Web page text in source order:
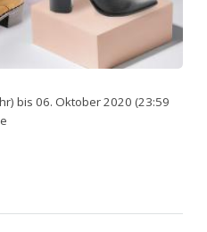
bis 06. Oktober 2020 (23:59